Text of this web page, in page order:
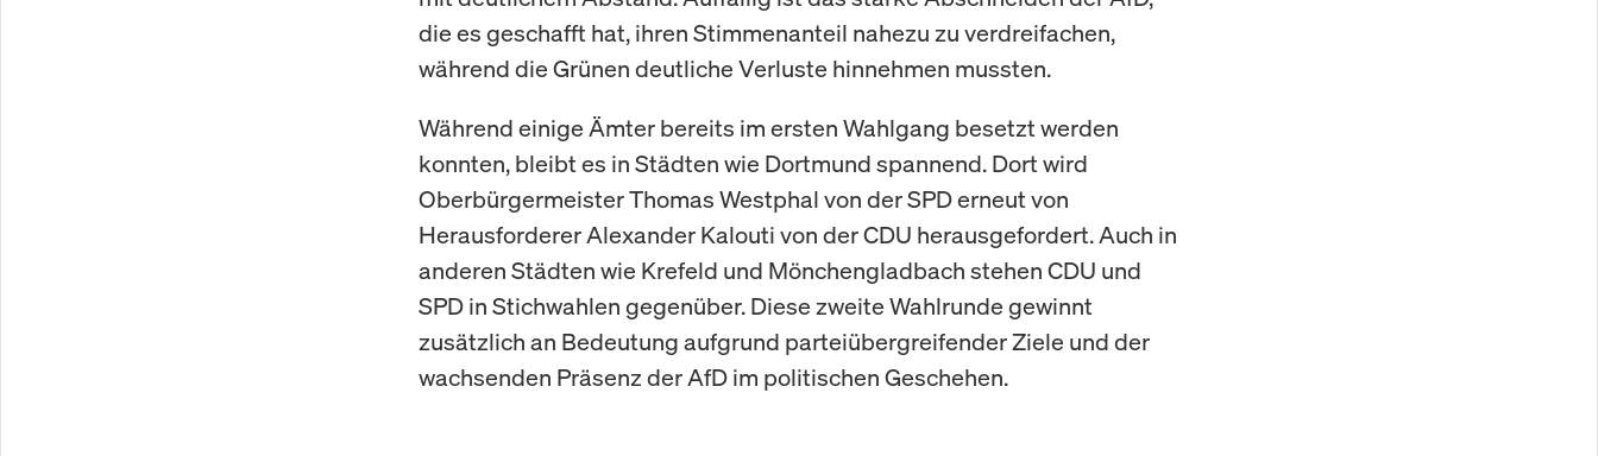
die es geschafft hat, ihren Stimmenanteil nahezu zu verdreifachen,
während die Grünen deutliche Verluste hinnehmen mussten.
Während einige Ämter bereits im ersten Wahlgang besetzt werden
konnten, bleibt es in Städten wie Dortmund spannend. Dort wird
Oberbürgermeister Thomas Westphal von der SPD erneut von
Herausforderer Alexander Kalouti von der CDU herausgefordert. Auch in
anderen Städten wie Krefeld und Mönchengladbach stehen CDU und
SPD in Stichwahlen gegenüber. Diese zweite Wahlrunde gewinnt
zusätzlich an Bedeutung aufgrund parteiübergreifender Ziele und der
wachsenden Präsenz der AfD im politischen Geschehen.